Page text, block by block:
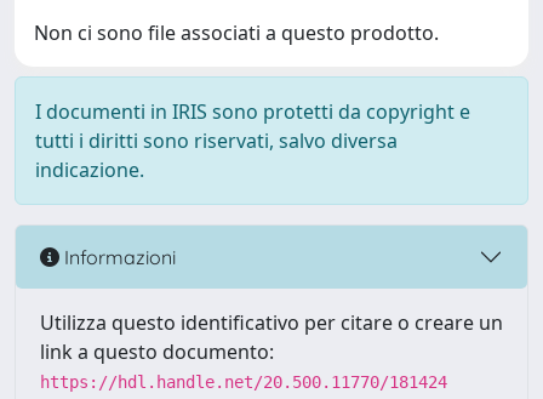
Non ci sono file associati a questo prodotto.
I documenti in IRIS sono protetti da copyright e
tutti i diritti sono riservati, salvo diversa
indicazione.
Informazioni
Utilizza questo identificativo per citare o creare un
link a questo documento:
https://hdl.handle.net/20.500.11770/181424